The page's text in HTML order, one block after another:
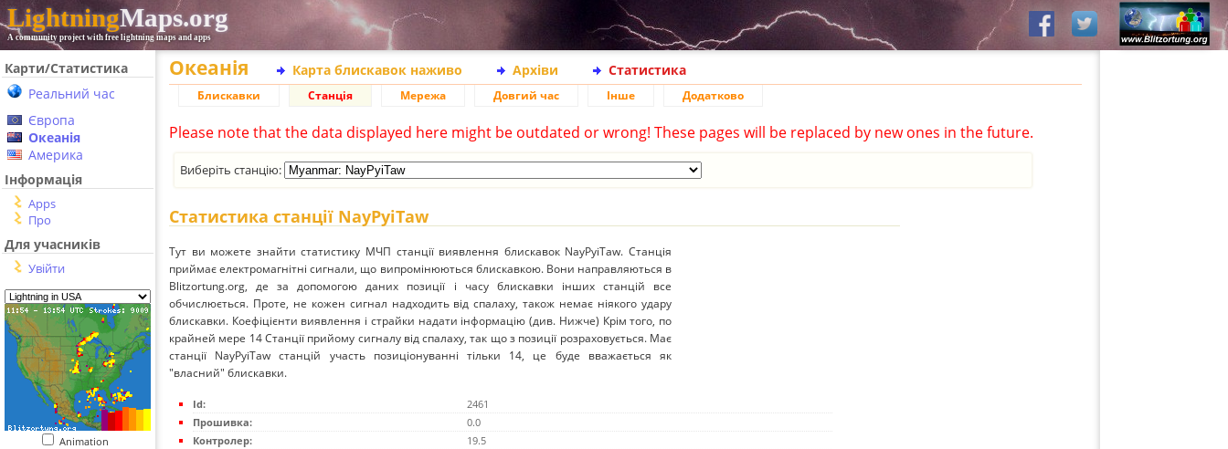
LightningMaps.org
A community project with free lightning maps and apps
Карти/Статистика
Реальний час
Європа
Океанія
Америка
Інформація
Apps
Про
Для учасників
Увійти
Animation
Океанія Карта блискавок наживо Архіви Статистика
Блискавки Станція Мережа Довгий час Інше Додатково
Please note that the data displayed here might be outdated or wrong! These pages will be replaced by new ones in the future.
Виберіть станцію:
Статистика станції NayPyiTaw
Тут ви можете знайти статистику МЧП станції виявлення блискавок NayPyiTaw. Станція
приймає електромагнітні сигнали, що випромінюються блискавкою. Вони направляються в
Blitzortung.org, де за допомогою даних позиції і часу блискавки інших станцій все
обчислюється. Проте, не кожен сигнал надходить від спалаху, також немає ніякого удару
блискавки. Коефіцієнти виявлення і страйки надати інформацію (див. Нижче) Крім того, по
крайней мере 14 Станції прийому сигналу від спалаху, так що з позиції розраховується. Має
станції NayPyiTaw станцій участь позиціонуванні тільки 14, це буде вважається як
"власний" блискавки.
Id:
2461
Прошивка:
0.0
Контролер:
19.5